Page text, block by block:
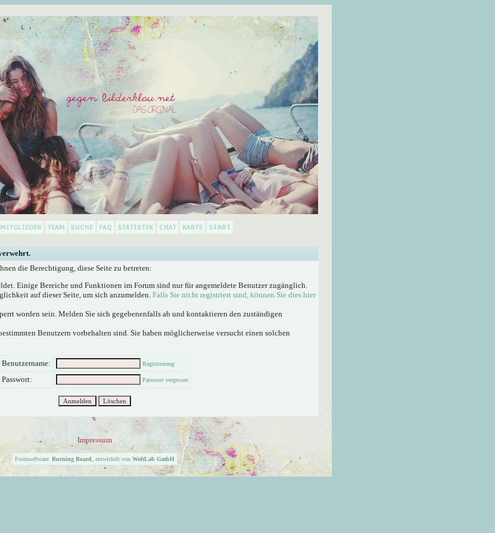
die Berechtigung, diese Seite zu betreten:
Einige Bereiche und Funktionen im Forum sind nur für angemeldete Benutzer zugänglich.
auf dieser Seite, um sich anzumelden. Falls Sie nicht registriert sind, können Sie dies hier
worden sein. Melden Sie sich gegebenenfalls ab und kontaktieren den zuständigen
Benutzern vorbehalten sind. Sie haben möglicherweise versucht einen solchen
Benutzername: Registrierung
Passwort: Passwort vergessen
Impressum
Forensoftware: Burning Board , entwickelt von WoltLab GmbH